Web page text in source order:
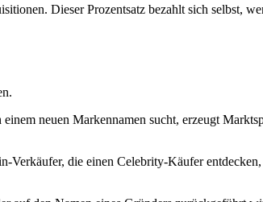
Dieser Prozentsatz bezahlt sich selbst,
neuen Markennamen sucht, erzeugt
Verkäufer, die einen Celebrity-Käufer